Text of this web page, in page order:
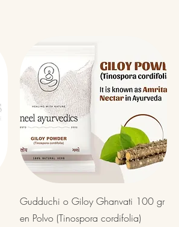
Vista rápida
Gudduchi o Giloy Ghanvati 100 gr
en Polvo (Tinospora cordifolia)